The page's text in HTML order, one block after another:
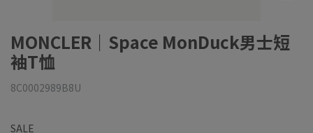
MONCLER｜Space MonDuck男士短
袖T恤
8C0002989B8U
SALE